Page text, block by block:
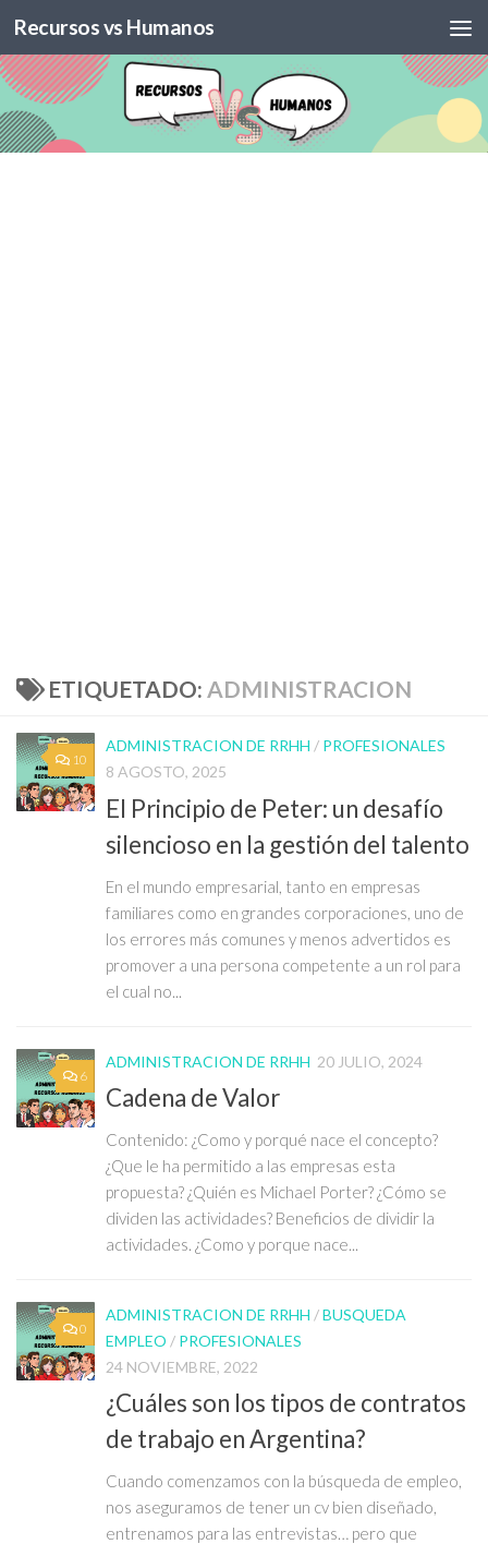
Skip to content
Recursos vs Humanos
ETIQUETADO: ADMINISTRACION
10
ADMINISTRACION DE RRHH / PROFESIONALES
8 AGOSTO, 2025
El Principio de Peter: un desafío
silencioso en la gestión del talento
En el mundo empresarial, tanto en empresas
familiares como en grandes corporaciones, uno de
los errores más comunes y menos advertidos es
promover a una persona competente a un rol para
el cual no...
6
ADMINISTRACION DE RRHH 20 JULIO, 2024
Cadena de Valor
Contenido: ¿Como y porqué nace el concepto?
¿Que le ha permitido a las empresas esta
propuesta? ¿Quién es Michael Porter? ¿Cómo se
dividen las actividades? Beneficios de dividir la
actividades. ¿Como y porque nace...
0
ADMINISTRACION DE RRHH /BUSQUEDA
EMPLEO / PROFESIONALES
24 NOVIEMBRE, 2022
¿Cuáles son los tipos de contratos
de trabajo en Argentina?
Cuando comenzamos con la búsqueda de empleo,
nos aseguramos de tener un cv bien diseñado,
entrenamos para las entrevistas… pero que